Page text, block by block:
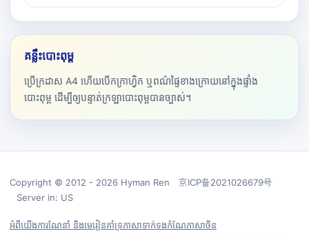
គន្លឹះបោះពុម្ព
ប្រើក្រដាស A4 ហើយបើកក្រាហ្វិក ឬពណ៌ផ្ទៃខាងក្រោយនៅក្នុងផ្ទាំង
បោះពុម្ព ដើម្បីឲ្យបន្ទាត់ក្រឡាបោះពុម្ពបានច្បាស់។
Copyright © 2012 - 2026 Hyman Ren 京ICP备2021026679号
Server in: US
អំពីយើងការណែនាំ និងមេរៀនគាំទ្រភាសាទាក់ទងកំណែភាសាចិន